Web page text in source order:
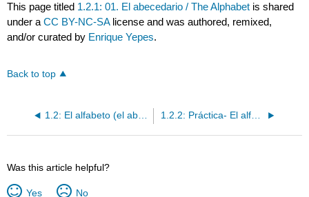
This page titled 1.2.1: 01. El abecedario / The Alphabet is shared
under aCC BY-NC-SA license and was authored, remixed,
and/or curated by Enrique Yepes.
Back to top
1.2: El alfabeto (el abecedario) 1.2.2: Práctica- El alfabeto (el abecedario)
Was this article helpful?
Yes No